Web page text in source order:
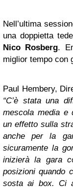
Nell’ultima
una doppietta
Nico Rosberg.
miglior tempo con
Paul Hembery,
“C’è stata una
mescola media e
un effetto sulla
anche per la
sicuramente la
inizierà la gara
posizioni quando
sosta ai box. Ci